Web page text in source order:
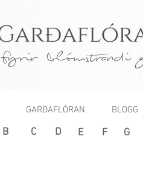
fyrir blómstrandi
GARÐAFLÓRAN BLOGG
B C D E F G